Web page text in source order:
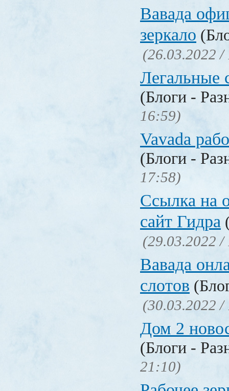
Вавада
зеркало
(26.03.2022 /
Легальные
(Блоги -
16:59)
Vavada
(Блоги -
17:58)
Ссылка на
сайт Гидра
(29.03.2022 /
Вавада
слотов
(30.03.2022 /
Дом 2
(Блоги -
21:10)